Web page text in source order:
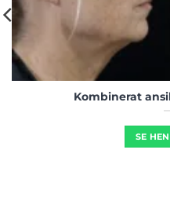
Kombinerat
SE